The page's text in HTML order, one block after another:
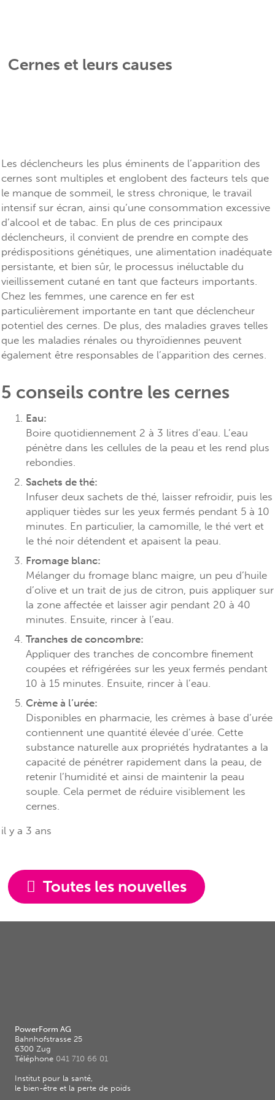
Cernes et leurs causes
Les déclencheurs les plus éminents de l’apparition des
cernes sont multiples et englobent des facteurs tels que
le manque de sommeil, le stress chronique, le travail
intensif sur écran, ainsi qu’une consommation excessive
d’alcool et de tabac. En plus de ces principaux
déclencheurs, il convient de prendre en compte des
prédispositions génétiques, une alimentation inadéquate
persistante, et bien sûr, le processus inéluctable du
vieillissement cutané en tant que facteurs importants.
Chez les femmes, une carence en fer est
particulièrement importante en tant que déclencheur
potentiel des cernes. De plus, des maladies graves telles
que les maladies rénales ou thyroïdiennes peuvent
également être responsables de l’apparition des cernes.
5 conseils contre les cernes
Eau:
Boire quotidiennement 2 à 3 litres d’eau. L’eau
pénètre dans les cellules de la peau et les rend plus
rebondies.
Sachets de thé:
Infuser deux sachets de thé, laisser refroidir, puis les
appliquer tièdes sur les yeux fermés pendant 5 à 10
minutes. En particulier, la camomille, le thé vert et
le thé noir détendent et apaisent la peau.
Fromage blanc:
Mélanger du fromage blanc maigre, un peu d’huile
d’olive et un trait de jus de citron, puis appliquer sur
la zone affectée et laisser agir pendant 20 à 40
minutes. Ensuite, rincer à l’eau.
Tranches de concombre:
Appliquer des tranches de concombre finement
coupées et réfrigérées sur les yeux fermés pendant
10 à 15 minutes. Ensuite, rincer à l’eau.
Crème à l’urée:
Disponibles en pharmacie, les crèmes à base d’urée
contiennent une quantité élevée d’urée. Cette
substance naturelle aux propriétés hydratantes a la
capacité de pénétrer rapidement dans la peau, de
retenir l’humidité et ainsi de maintenir la peau
souple. Cela permet de réduire visiblement les
cernes.
il y a 3 ans
Toutes les nouvelles
PowerForm AG
Bahnhofstrasse 25
6300 Zug
Téléphone 041 710 66 01
Institut pour la santé,
le bien-être et la perte de poids